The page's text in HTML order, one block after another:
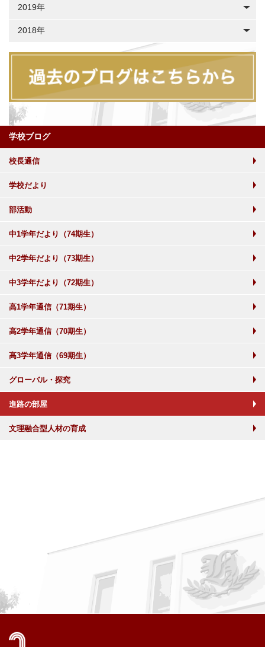
2019年
2018年
学校ブログ
校長通信
学校だより
部活動
中1学年だより（74期生）
中2学年だより（73期生）
中3学年だより（72期生）
高1学年通信（71期生）
高2学年通信（70期生）
高3学年通信（69期生）
グローバル・探究
進路の部屋
文理融合型人材の育成